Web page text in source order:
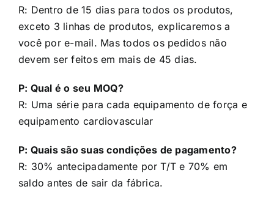
R: Dentro de 15 dias para todos os produtos,
exceto 3 linhas de produtos, explicaremos a
você por e-mail. Mas todos os pedidos não
devem ser feitos em mais de 45 dias.
P: Qual é o seu MOQ?
R: Uma série para cada equipamento de força e
equipamento cardiovascular
P: Quais são suas condições de pagamento?
R: 30% antecipadamente por T/T e 70% em
saldo antes de sair da fábrica.